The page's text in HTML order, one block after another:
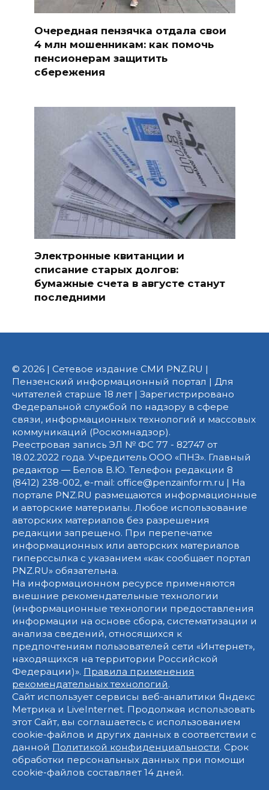
Очередная пензячка отдала свои
4 млн мошенникам: как помочь
пенсионерам защитить
сбережения
Электронные квитанции и
списание старых долгов:
бумажные счета в августе станут
последними
© 2026 | Сетевое издание СМИ PNZ.RU |
Пензенский информационный портал | Для
читателей старше 18 лет | Зарегистрировано
Федеральной службой по надзору в сфере
связи, информационных технологий и массовых
коммуникаций (Роскомнадзор).
Реестровая запись ЭЛ № ФС 77 - 82747 от
18.02.2022 года. Учредитель ООО «ПНЗ». Главный
редактор — Белов В.Ю. Телефон редакции 8
(8412) 238-002, e-mail: office@penzainform.ru | На
портале PNZ.RU размещаются информационные
и авторские материалы. Любое использование
авторских материалов без разрешения
редакции запрещено. При перепечатке
информационных или авторских материалов
гиперссылка с указанием «как сообщает портал
PNZ.RU» обязательна.
На информационном ресурсе применяются
внешние рекомендательные технологии
(информационные технологии предоставления
информации на основе сбора, систематизации и
анализа сведений, относящихся к
предпочтениям пользователей сети «Интернет»,
находящихся на территории Российской
Федерации)». Правила применения
рекомендательных технологий.
Сайт использует сервисы веб-аналитики Яндекс
Метрика и LiveInternet. Продолжая использовать
этот Сайт, вы соглашаетесь с использованием
cookie-файлов и других данных в соответствии с
данной Политикой конфиденциальности. Срок
обработки персональных данных при помощи
cookie-файлов составляет 14 дней.